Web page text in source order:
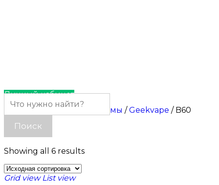
Личный кабинет
Главная /VAPE/ Подсистемы /Geekvape / B60
Showing all 6 results
Grid view List view